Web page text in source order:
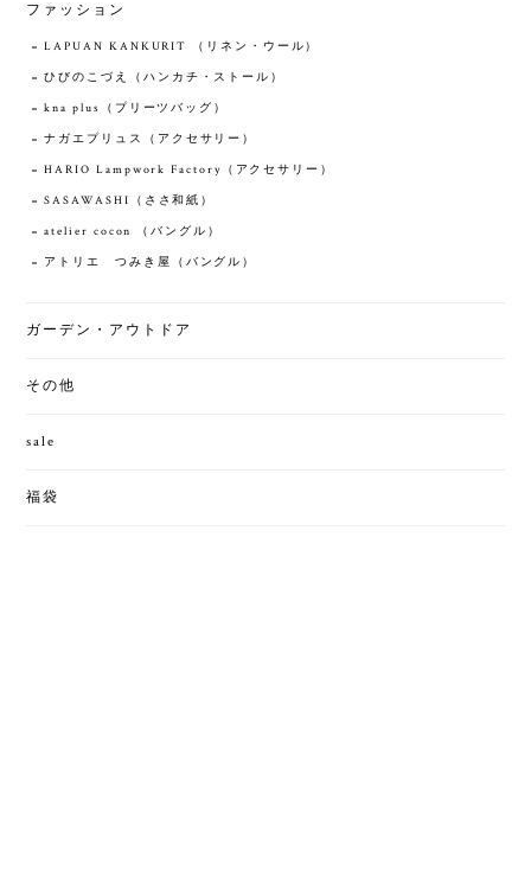
ファッション
LAPUAN KANKURIT （リネン・ウール）
ひびのこづえ（ハンカチ・ストール）
kna plus（プリーツバッグ）
ナガエプリュス（アクセサリー）
HARIO Lampwork Factory（アクセサリー）
SASAWASHI（ささ和紙）
atelier cocon （バングル）
アトリエ つみき屋（バングル）
ガーデン・アウトドア
その他
sale
福袋